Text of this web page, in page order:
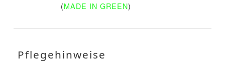
(MADE IN GREEN)
Pflegehinweise